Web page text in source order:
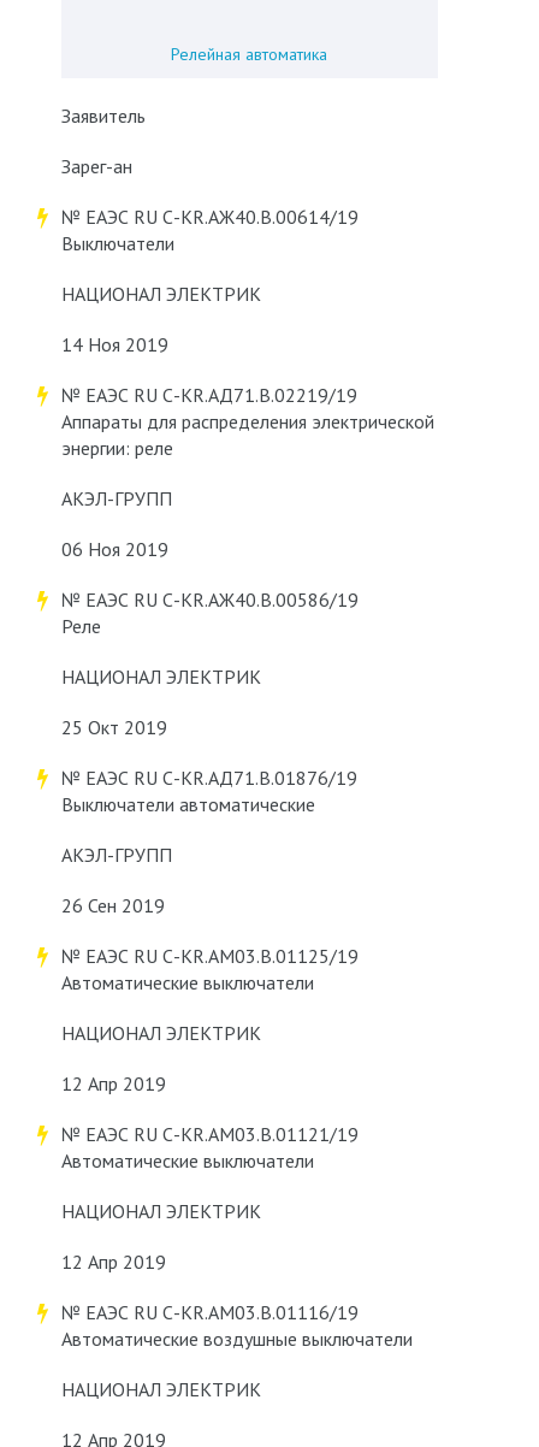
Релейная автоматика
Заявитель
Зарег-ан
№ ЕАЭС RU С-KR.АЖ40.В.00614/19
Выключатели
НАЦИОНАЛ ЭЛЕКТРИК
14 Ноя 2019
№ ЕАЭС RU С-KR.АД71.В.02219/19
Аппараты для распределения электрической
энергии: реле
АКЭЛ-ГРУПП
06 Ноя 2019
№ ЕАЭС RU С-KR.АЖ40.В.00586/19
Реле
НАЦИОНАЛ ЭЛЕКТРИК
25 Окт 2019
№ ЕАЭС RU С-KR.АД71.В.01876/19
Выключатели автоматические
АКЭЛ-ГРУПП
26 Сен 2019
№ ЕАЭС RU С-KR.АМ03.В.01125/19
Автоматические выключатели
НАЦИОНАЛ ЭЛЕКТРИК
12 Апр 2019
№ ЕАЭС RU С-KR.АМ03.В.01121/19
Автоматические выключатели
НАЦИОНАЛ ЭЛЕКТРИК
12 Апр 2019
№ ЕАЭС RU С-KR.АМ03.В.01116/19
Автоматические воздушные выключатели
НАЦИОНАЛ ЭЛЕКТРИК
12 Апр 2019